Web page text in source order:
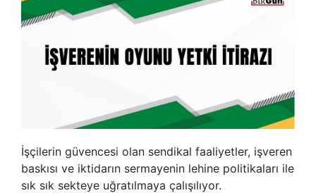
İşçilerin güvencesi olan sendikal faaliyetler, işveren
baskısı ve iktidarın sermayenin lehine politikaları ile
sık sık sekteye uğratılmaya çalışılıyor.